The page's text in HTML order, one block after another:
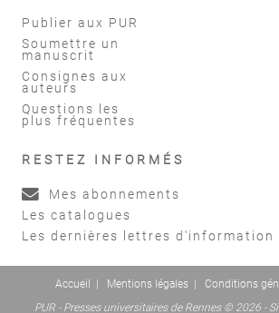
Publier aux PUR
Soumettre un
manuscrit
Consignes aux
auteurs
Questions les
plus fréquentes
RESTEZ INFORMÉS
Mes abonnements
Les catalogues
Les dernières lettres d'information
Accueil Mentions légales
Conditions
PUR - Presses universitaires de Rennes © 2026 -